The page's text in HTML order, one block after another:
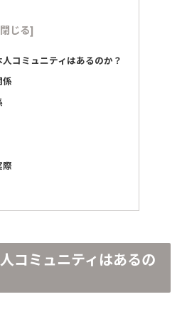
コミュニティはあるのか？
係
際
コミュニティはあるの